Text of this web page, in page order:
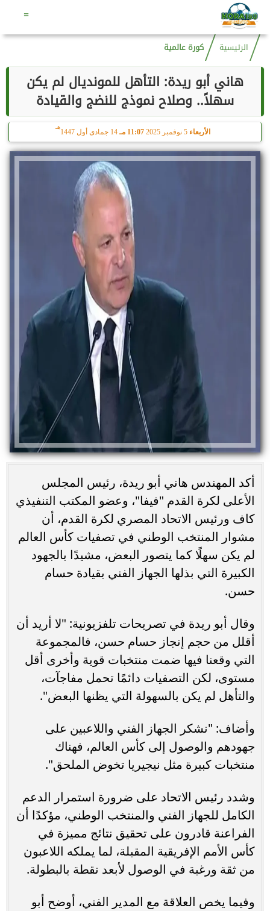
=
الرئيسية كورة عالمية
هاني أبو ريدة: التأهل للمونديال لم يكن
سهلاً.. وصلاح نموذج للنضج والقيادة
الأربعاء 5 نوفمبر 2025 11:07 مـ 14 جمادى أول 1447
هـ
أكد المهندس هاني أبو ريدة، رئيس المجلس
الأعلى لكرة القدم "فيفا"، وعضو المكتب التنفيذي
كاف ورئيس الاتحاد المصري لكرة القدم، أن
مشوار المنتخب الوطني في تصفيات كأس العالم
لم يكن سهلًا كما يتصور البعض، مشيدًا بالجهود
الكبيرة التي بذلها الجهاز الفني بقيادة حسام
حسن.
وقال أبو ريدة في تصريحات تلفزيونية: "لا أريد أن
أقلل من حجم إنجاز حسام حسن، فالمجموعة
التي وقعنا فيها ضمت منتخبات قوية وأخرى أقل
مستوى، لكن التصفيات دائمًا تحمل مفاجآت،
والتأهل لم يكن بالسهولة التي يظنها البعض".
وأضاف: "نشكر الجهاز الفني واللاعبين على
جهودهم والوصول إلى كأس العالم، فهناك
منتخبات كبيرة مثل نيجيريا تخوض الملحق".
وشدد رئيس الاتحاد على ضرورة استمرار الدعم
الكامل للجهاز الفني والمنتخب الوطني، مؤكدًا أن
الفراعنة قادرون على تحقيق نتائج مميزة في
كأس الأمم الإفريقية المقبلة، لما يملكه اللاعبون
من ثقة ورغبة في الوصول لأبعد نقطة بالبطولة.
وفيما يخص العلاقة مع المدير الفني، أوضح أبو